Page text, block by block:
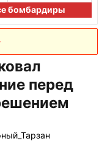
бомбардиры
перед